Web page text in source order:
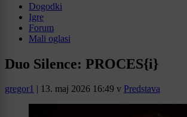
Dogodki
Igre
Forum
Mali oglasi
Duo Silence: PROCES{i}
gregor1 | 13. maj 2026 16:49 v Predstava